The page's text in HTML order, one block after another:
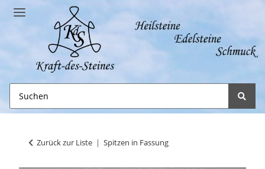
Zurück zur Liste Spitzen in Fassung